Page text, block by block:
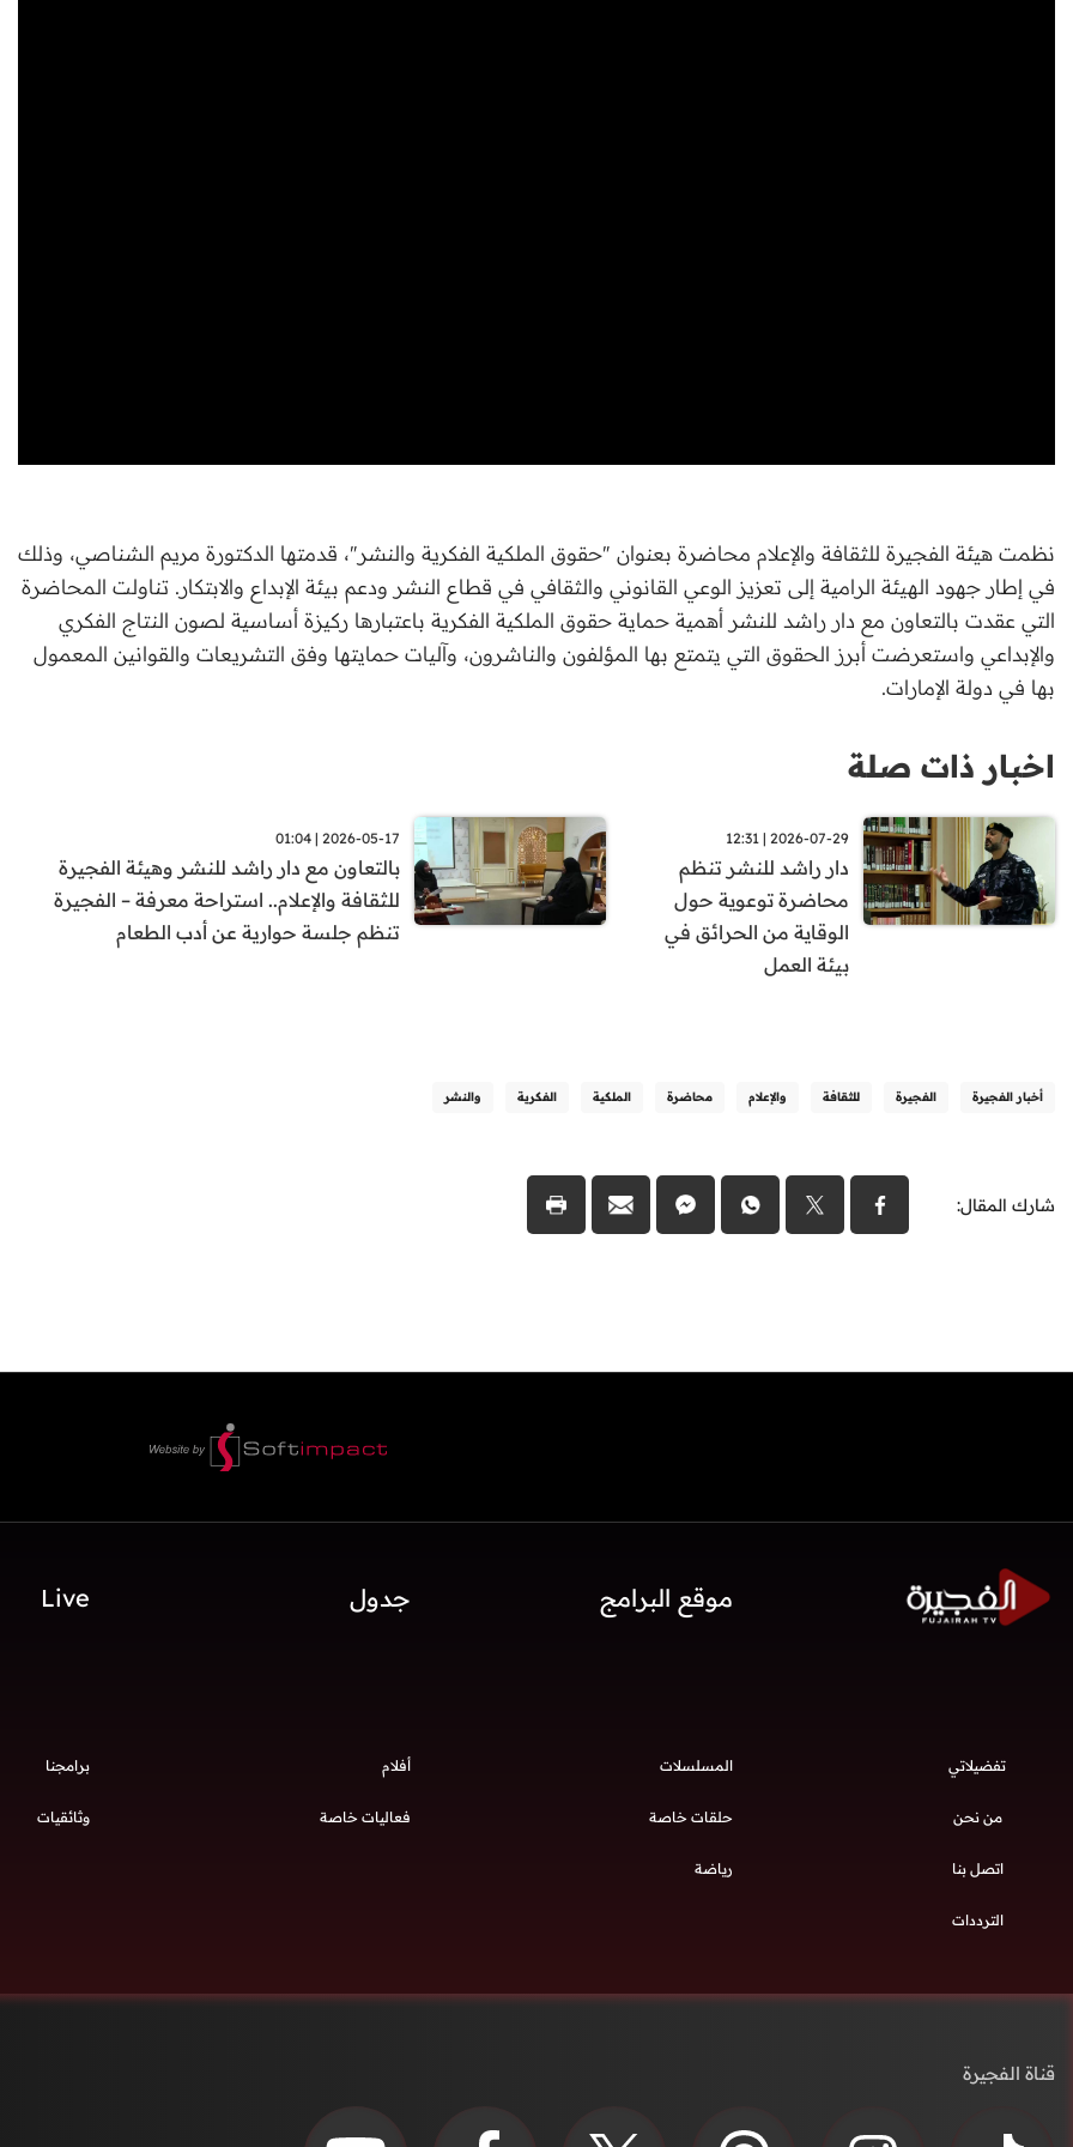
نظمت هيئة الفجيرة للثقافة والإعلام محاضرة بعنوان "حقوق الملكية الفكرية والنشر"، قدمتها الدكتورة مريم الشناصي، وذلك
في إطار جهود الهيئة الرامية إلى تعزيز الوعي القانوني والثقافي في قطاع النشر ودعم بيئة الإبداع والابتكار. تناولت المحاضرة
التي عقدت بالتعاون مع دار راشد للنشر أهمية حماية حقوق الملكية الفكرية باعتبارها ركيزة أساسية لصون النتاج الفكري
والإبداعي واستعرضت أبرز الحقوق التي يتمتع بها المؤلفون والناشرون، وآليات حمايتها وفق التشريعات والقوانين المعمول
بها في دولة الإمارات.
اخبار ذات صلة
2026-07-29 | 12:31
دار راشد للنشر تنظم
محاضرة توعوية حول
الوقاية من الحرائق في
بيئة العمل
2026-05-17 | 01:04
بالتعاون مع دار راشد للنشر وهيئة الفجيرة
للثقافة والإعلام.. استراحة معرفة – الفجيرة
تنظم جلسة حوارية عن أدب الطعام
أخبار الفجيرة الفجيرة للثقافة والإعلام محاضرة الملكية الفكرية والنشر
شارك المقال:
موقع البرامج جدول Live
تفضيلاتي
من نحن
اتصل بنا
الترددات
المسلسلات أفلام برامجنا
حلقات خاصة فعاليات خاصة وثائقيات
رياضة
قناة الفجيرة